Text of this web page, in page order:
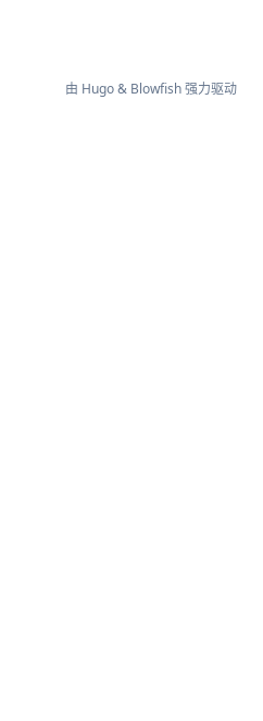
由 Hugo& Blowfish强力驱动